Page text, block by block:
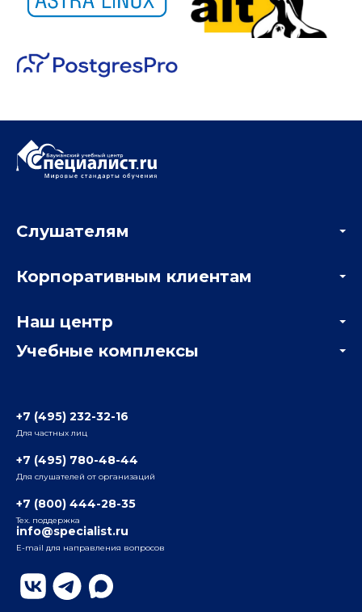
Учебные комплексы
Радио
ул. Радио, д.24, корпус 1, 2-й подъезд, 2-й этаж
ул. Воронцовская, д. 35Б, корп.2, 5-й этаж
Бауманский
ул. Бауманская, д. 6, стр. 2, бизнес-центр «Виктория
Плаза», 4-й этаж
Слушателям
Мастер-классы и вебинары
Корпоративным клиентам
Отзывы компаний
Наш центр
Информация о центре
+7 (495) 232-32-16
Для частных лиц
+7 (495) 780-48-44
Для слушателей от организаций
+7 (800) 444-28-35
Тех. поддержка
info@specialist.ru
E-mail для направления вопросов